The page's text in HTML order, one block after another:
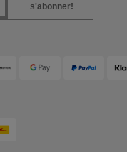
s'abonner!